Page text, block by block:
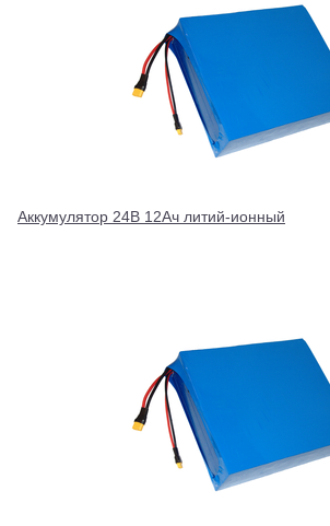
Аккумулятор 24В 12Ач литий-ионный